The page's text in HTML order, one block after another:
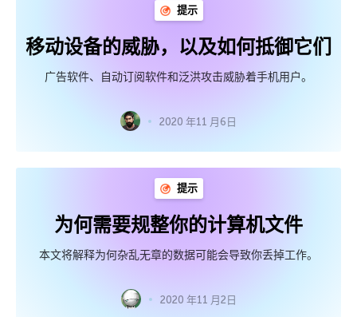
提示
移动设备的威胁，以及如何抵御它们
广告软件、自动订阅软件和泛洪攻击威胁着手机用户。
2020 年11 月6日
提示
为何需要规整你的计算机文件
本文将解释为何杂乱无章的数据可能会导致你丢掉工作。
2020 年11 月2日